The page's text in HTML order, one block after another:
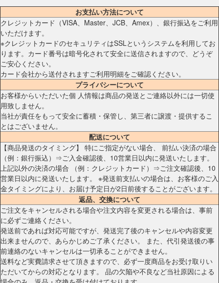
お支払い方法について
クレジットカード（VISA、Master、JCB、Amex）、銀行振込をご利用
いただけます。
※クレジットカードのセキュリティはSSLというシステムを利用してお
ります。カード番号は暗号化されて安全に送信されますので、どうぞ
ご安心ください。
カード会社から送付されますご利用明細をご確認ください。
プライバシーについて
お客様からいただいた個 人情報は商品の発送とご連絡以外には一切使
用致しません。
当社が責任をもって安全に蓄積・保管し、第三者に譲渡・提供するこ
とはございません。
配送について
【商品発送のタイミング】 特にご指定がない場合、 前払い決済の場合
（例：銀行振込）⇒ご入金確認後、10営業日以内に発送いたします。
上記以外の決済の場合 （例：クレジットカード）⇒ご注文確認後、10
営業日以内に発送いたします。 ※発送前支払いの場合は、お客様のご入
金タイミングにより、お届け予定日が2日前後することがございます。
返品、交換について
ご注文をキャンセルされる場合や注文内容を変更される場合は、事前
に必ずご連絡ください。
発送前であれば対応可能ですが、発送完了後のキャンセルや内容変更
出来ませんので、あらかじめご了承ください。 また、代引発送後の事
前連絡のないキャンセルは一切承ることができません。
送料など実費請求させて頂きますので、必ず一度商品をお受け取りい
ただいてからの対応となります。 品の欠陥や不良など当社原因による